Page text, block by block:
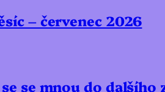
– červenec 2026
se mnou do dalšího